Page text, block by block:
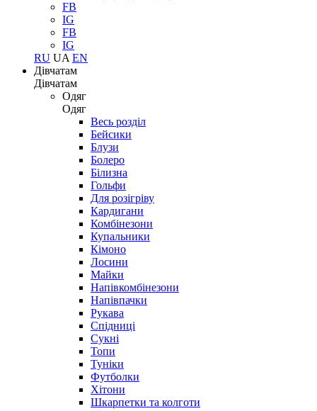
FB
IG
FB
IG
RU UA EN
Дівчатам
Дівчатам
Одяг
Одяг
Весь розділ
Бейсики
Блузи
Болеро
Білизна
Гольфи
Для розігріву
Кардигани
Комбінезони
Купальники
Кімоно
Лосини
Майки
Напівкомбінезони
Напівпачки
Рукава
Спідниці
Сукні
Топи
Туніки
Футболки
Хітони
Шкарпетки та колготи